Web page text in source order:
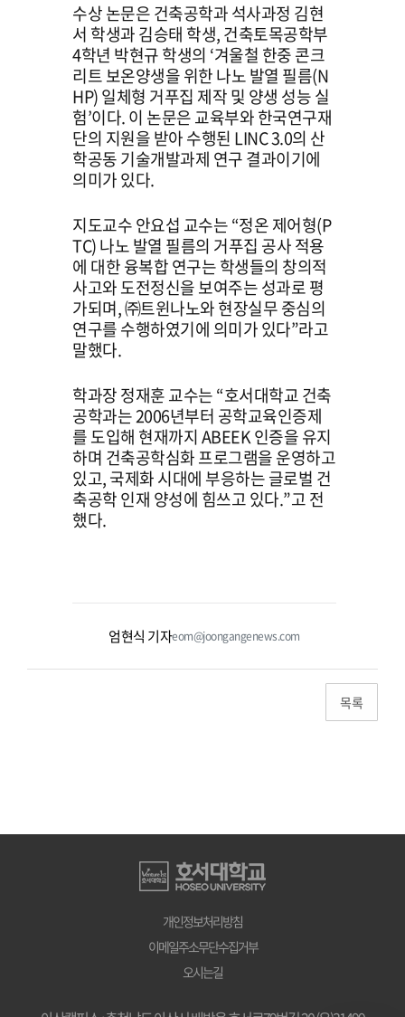
수상 논문은 건축공학과 석사과정 김현
서 학생과 김승태 학생, 건축토목공학부
4학년 박현규 학생의 ‘겨울철 한중 콘크
리트 보온양생을 위한 나노 발열 필름(N
HP) 일체형 거푸집 제작 및 양생 성능 실
험’이다. 이 논문은 교육부와 한국연구재
단의 지원을 받아 수행된 LINC 3.0의 산
학공동 기술개발과제 연구 결과이기에
의미가 있다.
지도교수 안요섭 교수는 “정온 제어형(P
TC) 나노 발열 필름의 거푸집 공사 적용
에 대한 융복합 연구는 학생들의 창의적
사고와 도전정신을 보여주는 성과로 평
가되며, ㈜트윈나노와 현장실무 중심의
연구를 수행하였기에 의미가 있다”라고
말했다.
학과장 정재훈 교수는 “호서대학교 건축
공학과는 2006년부터 공학교육인증제
를 도입해 현재까지 ABEEK 인증을 유지
하며 건축공학심화 프로그램을 운영하고
있고, 국제화 시대에 부응하는 글로벌 건
축공학 인재 양성에 힘쓰고 있다.”고 전
했다.
엄현식 기자eom@joongangenews.com
개인정보처리방침
이메일주소무단수집거부
오시는길